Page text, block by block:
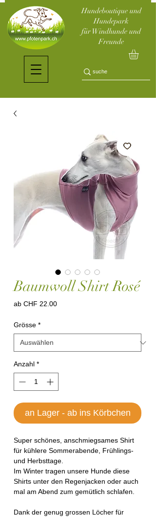
Hundeboutique und
Hundepark
für Windhunde und
Freunde
Baumwoll Shirt Rosé
ab CHF 22.00Sale-
Grösse *
Anzahl *
an Lager - ab ins Körbchen
Super schönes, anschmiegsames Shirt
für kühlere Sommerabende, Frühlings-
und Herbsttage.
Im Winter tragen unsere Hunde diese
Shirts unter den Regenjacken oder auch
mal am Abend zum gemütlich schlafen.
Dank der genug grossen Löcher für